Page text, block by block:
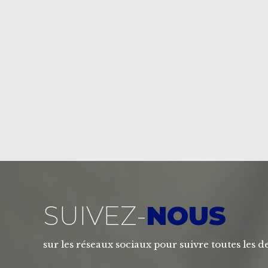
SUIVEZ-NOUS
sur les réseaux sociaux pour suivre toutes les